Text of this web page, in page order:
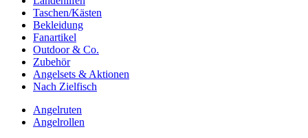
Taschen/Kästen
Bekleidung
Fanartikel
Outdoor & Co.
Zubehör
Angelsets & Aktionen
Nach Zielfisch
Angelruten
Angelrollen